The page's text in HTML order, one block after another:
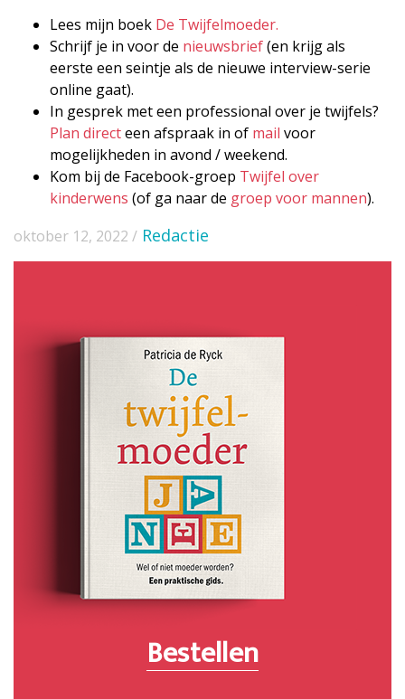
Lees mijn boek De Twijfelmoeder.
Schrijf je in voor de nieuwsbrief(en krijg als
eerste een seintje als de nieuwe interview-serie
online gaat).
In gesprek met een professional over je twijfels?
Plan directeen afspraak in of mail voor
mogelijkheden in avond / weekend.
Kom bij de Facebook-groep Twijfel over
kinderwens (of ga naar de groep voor mannen).
oktober 12, 2022 / Redactie
Bestellen